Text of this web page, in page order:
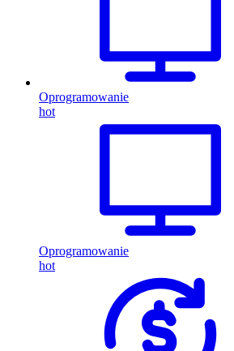
Oprogramowanie
hot
Oprogramowanie
hot